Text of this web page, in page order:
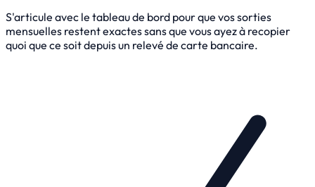
S'articule avec le tableau de bord pour que vos sorties
mensuelles restent exactes sans que vous ayez à recopier
quoi que ce soit depuis un relevé de carte bancaire.